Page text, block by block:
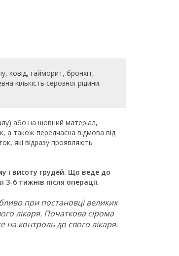
ковід, гайморит, бронхіт,
кількість серозної рідини.
або на шовний матеріал,
а також передчасна відмова від
які відразу проявляють
і висоту грудей. Що веде до
6 тижнів після операції.
при постановці великих
лікаря. Початкова сірома
на контроль до свого лікаря.